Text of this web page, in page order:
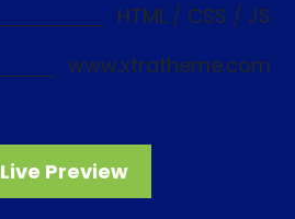
HTML / CSS / JS
www.xtratheme.com
Live Preview